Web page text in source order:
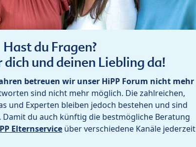
Hast du Fragen?
und deinen Liebling da!
betreuen wir unser HiPP Forum nicht mehr
sind nicht mehr möglich. Die zahlreichen,
und Experten bleiben jedoch bestehen und sind
du auch künftig die bestmögliche Beratung
Elternservice über verschiedene Kanäle jederzeit